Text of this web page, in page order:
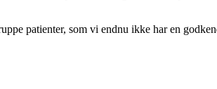
patienter, som vi endnu ikke har en